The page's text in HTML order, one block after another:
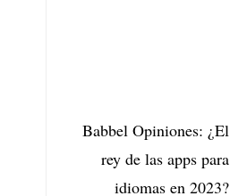
Babbel Opiniones: ¿El
rey de las apps para
idiomas en 2023?